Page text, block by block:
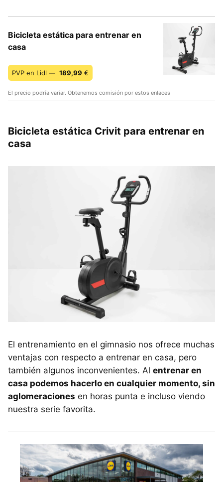
Bicicleta estática para entrenar en
casa
PVP en Lidl — 189,99 €
El precio podría variar. Obtenemos comisión por estos enlaces
Bicicleta estática Crivit para entrenar en
casa
El entrenamiento en el gimnasio nos ofrece muchas
ventajas con respecto a entrenar en casa, pero
también algunos inconvenientes. Al entrenar en
casa podemos hacerlo en cualquier momento, sin
aglomeraciones en horas punta e incluso viendo
nuestra serie favorita.